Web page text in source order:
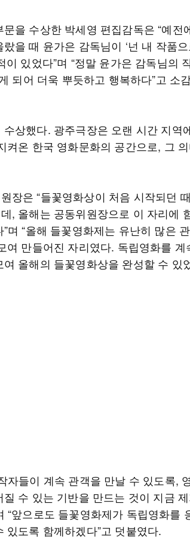
을 수상한 박세영 편집감독은 “예전
을 때 윤가은 감독님이 ‘넌 내 작품
이 있었다”며 “정말 윤가은 감독님의
되어 더욱 뿌듯하고 행복하다”고 소
상했다. 광주극장은 오랜 시간 지역
켜온 한국 영화문화의 공간으로, 그
장은 “들꽃영화상이 처음 시작되던
, 올해는 공동위원장으로 이 자리에
며 “올해 들꽃영화제는 유난히 많은
여 만들어진 자리였다. 독립영화를 계
올해의 들꽃영화상을 완성할 수 있
자들이 계속 관객을 만날 수 있도록,
수 있는 기반을 만드는 것이 지금
“앞으로도 들꽃영화제가 독립영화를
있도록 함께하겠다”고 덧붙였다.